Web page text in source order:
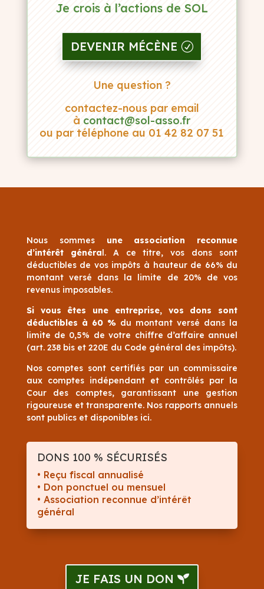
Je crois à l’actions de SOL
DEVENIR MÉCÈNE
Une question ?
contactez-nous par email
à contact@sol-asso.fr
ou par téléphone au 01 42 82 07 51
Nous sommes une association reconnue
d’intérêt généra l. A ce titre, vos dons sont
déductibles de vos impôts à hauteur de 66% du
montant versé dans la limite de 20% de vos
revenus imposables.
Si vous êtes une entreprise, vos dons sont
déductibles à 60 %du montant versé dans la
limite de 0,5% de votre chiffre d’affaire annuel
(art. 238 bis et 220E du Code général des impôts).
Nos comptes sont certifiés par un commissaire
aux comptes indépendant et contrôlés par la
Cour des comptes, garantissant une gestion
rigoureuse et transparente. Nos rapports annuels
sont publics et disponibles ici.
DONS 100 % SÉCURISÉS
• Reçu fiscal annualisé
• Don ponctuel ou mensuel
• Association reconnue d’intérêt
général
JE FAIS UN DON